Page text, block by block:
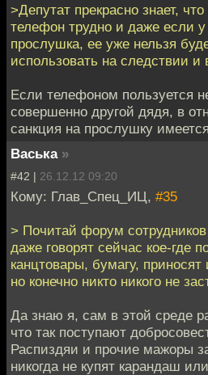
>Депутат прекрасно знает,
телефон трудно и даже если у
прослушка, ее уже нельзя
использовать на следствии и
Если телефоном пользуется
совершенно другой дядя, в
санкция на прослушку
Васька »
#42 | 26.12.12 09:20
Кому: Глав_Спец_ИЦ, #35
> Почитай форум
даже говорят сейчас кое-где
канцтовары, бумагу,
но конечно никто никого не
Да знаю я, сам в этой среде
что так поступают
Распиздяи и прочие мажоры
никогда не купят карандаш